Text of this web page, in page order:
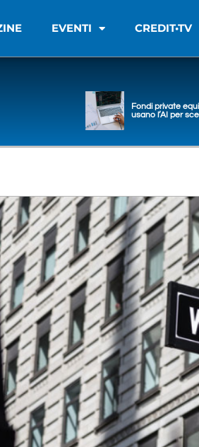
EVENTI CREDIT•TV
Fondi private
usano l’AI per